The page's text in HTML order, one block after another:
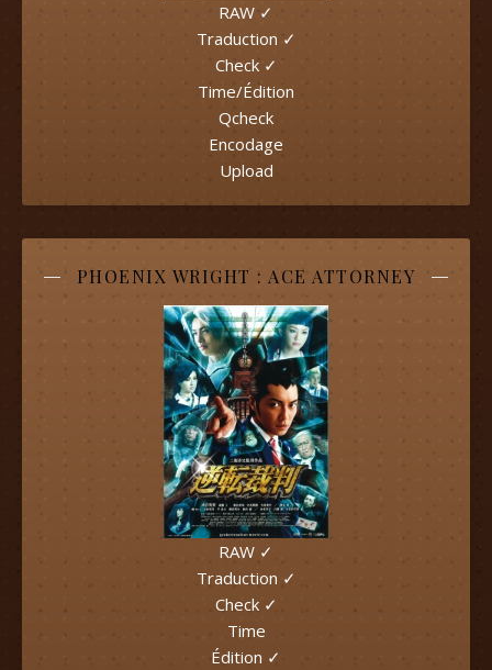
RAW ✓
Traduction ✓
Check ✓
Time/Édition
Qcheck
Encodage
Upload
PHOENIX WRIGHT : ACE ATTORNEY
RAW ✓
Traduction ✓
Check ✓
Time
Édition ✓